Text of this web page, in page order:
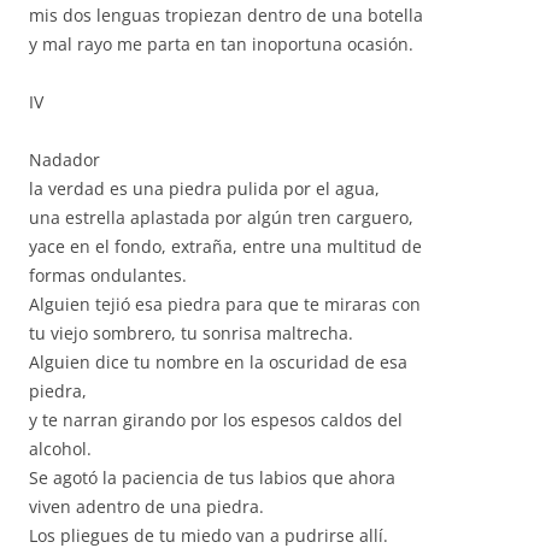
mis dos lenguas tropiezan dentro de una botella
y mal rayo me parta en tan inoportuna ocasión.
IV
Nadador
la verdad es una piedra pulida por el agua,
una estrella aplastada por algún tren carguero,
yace en el fondo, extraña, entre una multitud de
formas ondulantes.
Alguien tejió esa piedra para que te miraras con
tu viejo sombrero, tu sonrisa maltrecha.
Alguien dice tu nombre en la oscuridad de esa
piedra,
y te narran girando por los espesos caldos del
alcohol.
Se agotó la paciencia de tus labios que ahora
viven adentro de una piedra.
Los pliegues de tu miedo van a pudrirse allí.